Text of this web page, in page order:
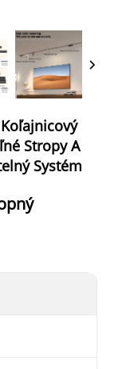
Stropy A
Systém